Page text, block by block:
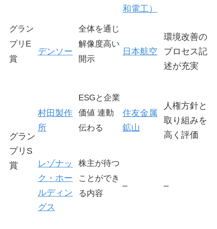
和電工）
グラン
プリE
賞
デンソー
全体を通じ
解像度高い
開示
日本航空
環境改善の
プロセス記
述が充実
グラン
プリS
賞
村田製作
所
ESGと企業
価値 連動
伝わる
住友金属
鉱山
人権方針と
取り組みを
高く評価
レゾナッ
ク・ホー
ルディン
グス
株主が待つ
ことができ
る内容
– –